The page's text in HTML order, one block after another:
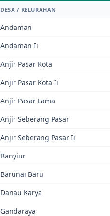
DESA / KELURAHAN
Andaman
Andaman Ii
Anjir Pasar Kota
Anjir Pasar Kota Ii
Anjir Pasar Lama
Anjir Seberang Pasar
Anjir Seberang Pasar Ii
Banyiur
Barunai Baru
Danau Karya
Gandaraya